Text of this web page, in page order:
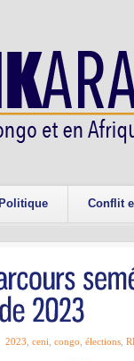
Politique Conflit
2023 ceni congo élections